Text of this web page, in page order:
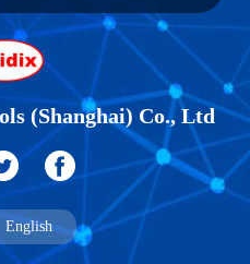
(Shanghai) Co., Ltd.